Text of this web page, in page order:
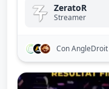
ZeratoR
Streamer
Con AngleDroit